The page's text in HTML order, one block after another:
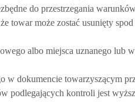
do przestrzegania
towar może zostać usunięty
albo miejsca uznanego lub
w dokumencie towarzyszącym
podlegających kontroli jest